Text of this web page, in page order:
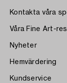
Kontakta våra
Våra Fine Art-
Nyheter
Hemvärdering
Kundservice